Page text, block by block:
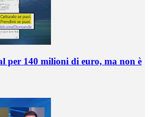
per 140 milioni di euro, ma non è